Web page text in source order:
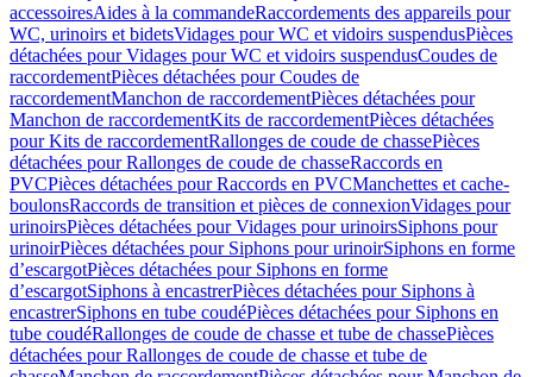
accessoiresAides à la commandeRaccordements des appareils pour
WC, urinoirs et bidetsVidages pour WC et vidoirs suspendusPièces
détachées pour Vidages pour WC et vidoirs suspendusCoudes de
raccordementPièces détachées pour Coudes de
raccordementManchon de raccordementPièces détachées pour
Manchon de raccordementKits de raccordementPièces détachées
pour Kits de raccordementRallonges de coude de chassePièces
détachées pour Rallonges de coude de chasseRaccords en
PVCPièces détachées pour Raccords en PVCManchettes et cache-
boulonsRaccords de transition et pièces de connexionVidages pour
urinoirsPièces détachées pour Vidages pour urinoirsSiphons pour
urinoirPièces détachées pour Siphons pour urinoirSiphons en forme
d’escargotPièces détachées pour Siphons en forme
d’escargotSiphons à encastrerPièces détachées pour Siphons à
encastrerSiphons en tube coudéPièces détachées pour Siphons en
tube coudéRallonges de coude de chasse et tube de chassePièces
détachées pour Rallonges de coude de chasse et tube de